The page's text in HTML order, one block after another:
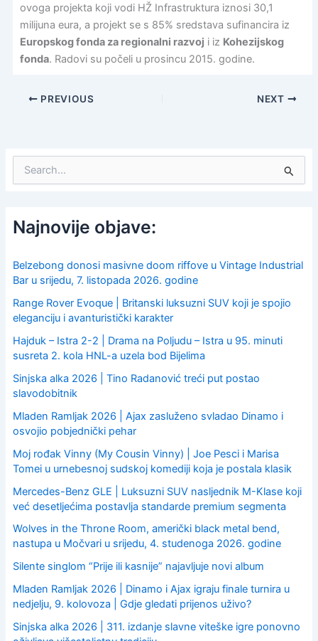
ovoga projekta koji vodi HŽ Infrastruktura iznosi 30,1
milijuna eura, a projekt se s 85% sredstava sufinancira iz
Europskog fonda za regionalni razvoj i iz Kohezijskog
fonda. Radovi su počeli u prosincu 2015. godine.
PREVIOUS NEXT
c
h
o
r
Najnovije objave:
Belzebong donosi masivne doom riffove u Vintage Industrial
Bar u srijedu, 7. listopada 2026. godine
Range Rover Evoque | Britanski luksuzni SUV koji je spojio
eleganciju i avanturistički karakter
Hajduk – Istra 2-2 | Drama na Poljudu – Istra u 95. minuti
susreta 2. kola HNL-a uzela bod Bijelima
Sinjska alka 2026 | Tino Radanović treći put postao
slavodobitnik
Mladen Ramljak 2026 | Ajax zasluženo svladao Dinamo i
osvojio pobjednički pehar
Moj rođak Vinny (My Cousin Vinny) | Joe Pesci i Marisa
Tomei u urnebesnoj sudskoj komediji koja je postala klasik
Mercedes-Benz GLE | Luksuzni SUV nasljednik M-Klase koji
već desetljećima postavlja standarde premium segmenta
Wolves in the Throne Room, američki black metal bend,
nastupa u Močvari u srijedu, 4. studenoga 2026. godine
Silente singlom “Prije ili kasnije” najavljuje novi album
Mladen Ramljak 2026 | Dinamo i Ajax igraju finale turnira u
nedjelju, 9. kolovoza | Gdje gledati prijenos uživo?
Sinjska alka 2026 | 311. izdanje slavne viteške igre ponovno